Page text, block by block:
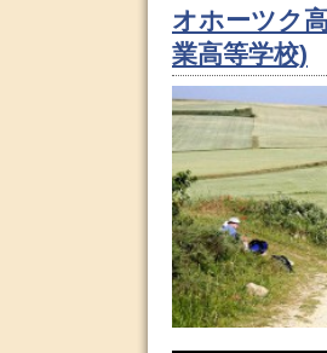
オホーツク
業高等学校)